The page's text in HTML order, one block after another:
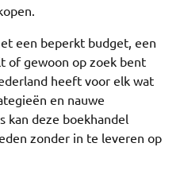
een beperkt budget, een
of gewoon op zoek bent
heeft voor elk wat
en nauwe
kan deze boekhandel
zonder in te leveren op